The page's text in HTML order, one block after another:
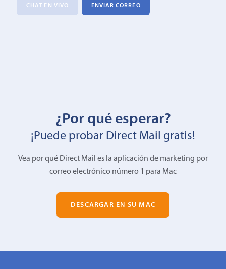
CHAT EN VIVO ENVIAR CORREO
¿Por qué esperar?
¡Puede probar Direct Mail gratis!
Vea por qué Direct Mail es la aplicación de marketing por
correo electrónico número 1 para Mac
DESCARGAR EN SU MAC